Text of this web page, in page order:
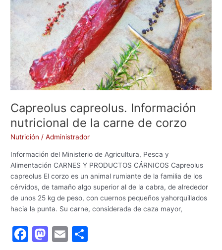
Capreolus capreolus. Información
nutricional de la carne de corzo
Nutrición /Administrador
Información del Ministerio de Agricultura, Pesca y
Alimentación CARNES Y PRODUCTOS CÁRNICOS Capreolus
capreolus El corzo es un animal rumiante de la familia de los
cérvidos, de tamaño algo superior al de la cabra, de alrededor
de unos 25 kg de peso, con cuernos pequeños yahorquillados
hacia la punta. Su carne, considerada de caza mayor,
F
M E
carne
de
corzo